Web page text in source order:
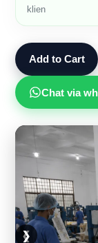
klien
Add to Cart
Chat via
❮
❯